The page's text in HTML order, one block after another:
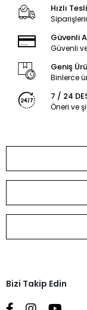
Hızlı
Güvenli
Güvenli
Geniş
Binlerce
7 / 24
Öneri ve
Bizi Takip Edin